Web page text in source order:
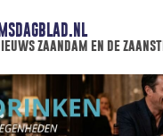
zaandam en de